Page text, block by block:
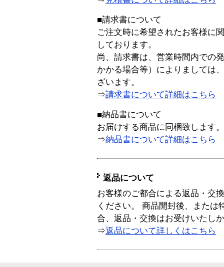
■請求書について
ご注文時に希望されたお客様に
しております。
尚、請求書は、営業時間内での
かかる場合等）によりましては
ざいます。
⇒請求書について詳細はこちら
■納品書について
お届けする商品に同梱致します。
⇒納品書について詳細はこちら
返品について
お客様のご都合による返品・交
ください。 商品開封後、または
合、返品・交換はお受けいたし
⇒返品について詳しくはこちら